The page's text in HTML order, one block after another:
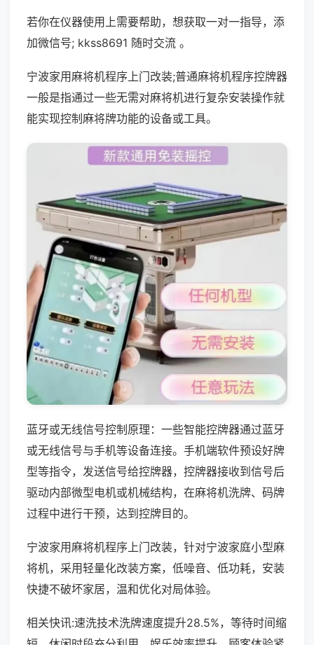
若你在仪器使用上需要帮助，想获取一对一指导，添
加微信号; kkss8691 随时交流 。
宁波家用麻将机程序上门改装;普通麻将机程序控牌器
一般是指通过一些无需对麻将机进行复杂安装操作就
能实现控制麻将牌功能的设备或工具。
蓝牙或无线信号控制原理：一些智能控牌器通过蓝牙
或无线信号与手机等设备连接。手机端软件预设好牌
型等指令，发送信号给控牌器，控牌器接收到信号后
驱动内部微型电机或机械结构，在麻将机洗牌、码牌
过程中进行干预，达到控牌目的。
宁波家用麻将机程序上门改装，针对宁波家庭小型麻
将机，采用轻量化改装方案，低噪音、低功耗，安装
快捷不破坏家居，温和优化对局体验。
相关快讯:速洗技术洗牌速度提升28.5%，等待时间缩